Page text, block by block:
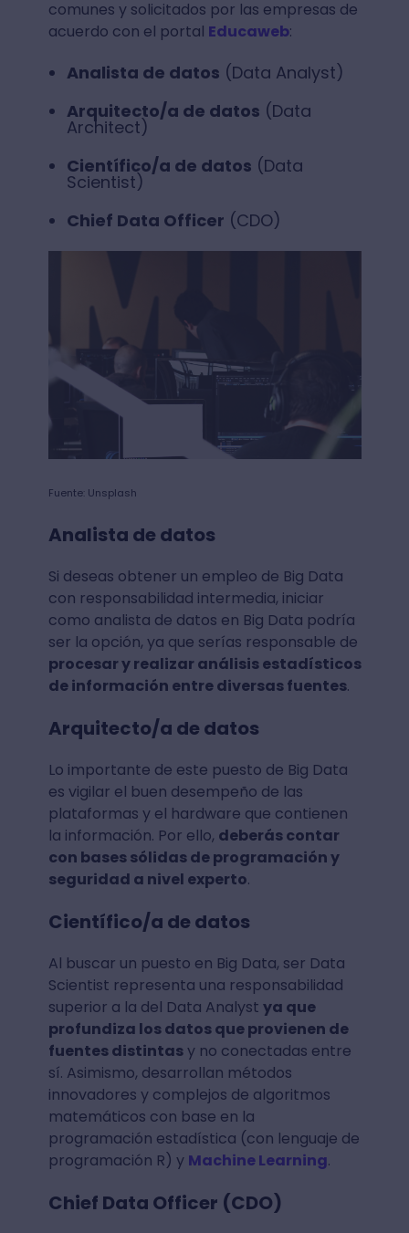
comunes y solicitados por las empresas de
acuerdo con el portal Educaweb:
Analista de datos (Data Analyst)
Arquitecto/a de datos (Data
Architect)
Científico/a de datos (Data
Scientist)
Chief Data Officer (CDO)
Fuente: Unsplash
Analista de datos
Si deseas obtener un empleo de Big Data
con responsabilidad intermedia, iniciar
como analista de datos en Big Data podría
ser la opción, ya que serías responsable de
procesar y realizar análisis estadísticos
de información entre diversas fuentes.
Arquitecto/a de datos
Lo importante de este puesto de Big Data
es vigilar el buen desempeño de las
plataformas y el hardware que contienen
la información. Por ello, deberás contar
con bases sólidas de programación y
seguridad a nivel experto.
Científico/a de datos
Al buscar un puesto en Big Data, ser Data
Scientist representa una responsabilidad
superior a la del Data Analyst ya que
profundiza los datos que provienen de
fuentes distintasy no conectadas entre
sí. Asimismo, desarrollan métodos
innovadores y complejos de algoritmos
matemáticos con base en la
programación estadística (con lenguaje de
programación R) y Machine Learning.
Chief Data Officer (CDO)